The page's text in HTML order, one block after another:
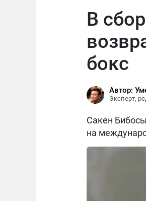
В
бокс
Автор:
Эксперт,
Сакен
на